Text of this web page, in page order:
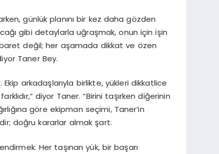
günlük planını bir kez daha gözden
gibi detaylarla uğraşmak, onun için işin
değil; her aşamada dikkat ve özen
Taner Bey.
arkadaşlarıyla birlikte, yükleri dikkatlice
diyor Taner. “Birini taşırken diğerinin
göre ekipman seçimi, Taner’in
doğru kararlar almak şart.
Her taşınan yük, bir başarı